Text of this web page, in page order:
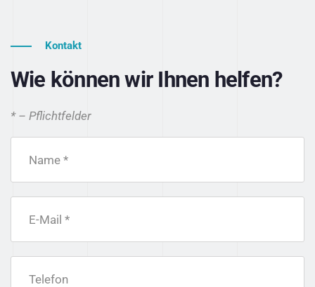
Kontakt
Wie können wir Ihnen helfen?
* – Pflichtfelder
Name *
E-Mail *
Telefon